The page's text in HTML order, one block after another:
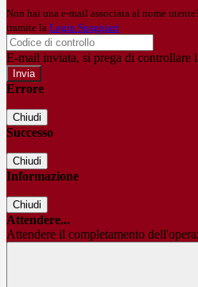
Non hai una e-mail associata al nome
tramite la Login Spaggiari
E-mail inviata, si prega di controllare
Errore
Chiudi
Successo
Chiudi
Informazione
Chiudi
Attendere...
Attendere il completamento